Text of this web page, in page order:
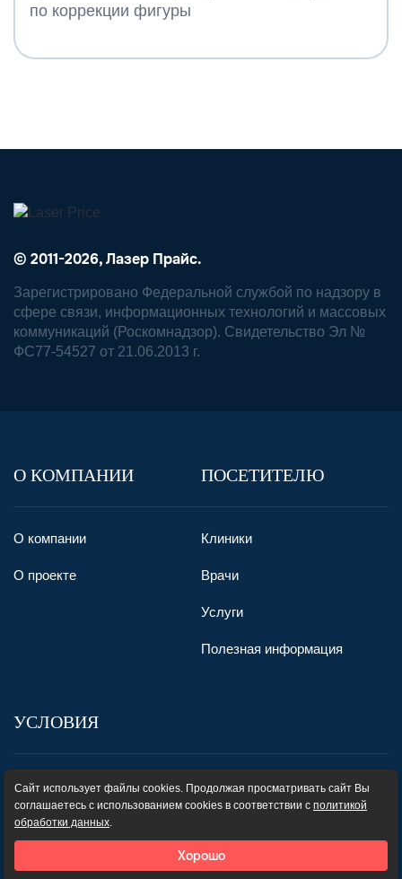
по коррекции фигуры
© 2011-2026, Лазер Прайс.
Зарегистрировано Федеральной службой по надзору в
сфере связи, информационных технологий и массовых
коммуникаций (Роскомнадзор). Свидетельство Эл №
ФС77-54527 от 21.06.2013 г.
О КОМПАНИИ
О компании
О проекте
ПОСЕТИТЕЛЮ
Клиники
Врачи
Услуги
Полезная информация
УСЛОВИЯ
Пользовательское соглашение
Карта сайта
Сайт использует файлы cookies. Продолжая просматривать сайт Вы
соглашаетесь с использованием cookies в соответствии с политикой
обработки данных.
Хорошо